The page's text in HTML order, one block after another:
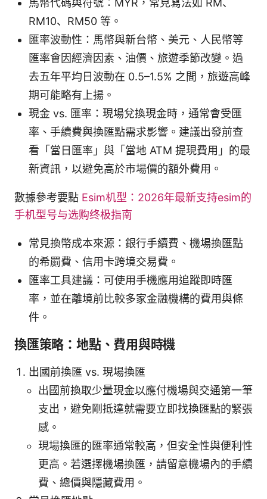
RM10、RM50 等。
匯率波動性：馬幣與新台幣、美元、人民幣等
匯率會因經濟因素、油價、旅遊季節改變。過
去五年平均日波動在 0.5–1.5% 之間，旅遊高峰
期可能略有上揚。
現金 vs. 匯率：現場兌換現金時，通常會受匯
率、手續費與換匯點需求影響。建議出發前查
看「當日匯率」與「當地 ATM 提現費用」的最
新資訊，以避免高於市場價的額外費用。
數據參考要點 Esim机型：2026年最新支持esim的
手机型号与选购终极指南
常見換幣成本來源：銀行手續費、機場換匯點
的希罽費、信用卡跨境交易費。
匯率工具建議：可使用手機應用追蹤即時匯
率，並在離境前比較多家金融機構的費用與條
件。
換匯策略：地點、費用與時機
出國前換匯 vs. 現場換匯
出國前換取少量現金以應付機場與交通第一筆
支出，避免剛抵達就需要立即找換匯點的緊張
感。
現場換匯的匯率通常較高，但安全性與便利性
更高。若選擇機場換匯，請留意機場內的手續
費、總價與隱藏費用。